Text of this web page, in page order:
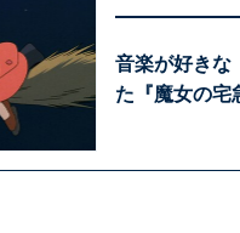
音楽が好きな
た『魔女の宅